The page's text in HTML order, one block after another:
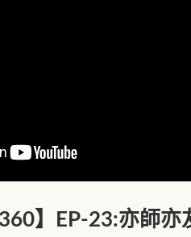
360】EP-23:亦師